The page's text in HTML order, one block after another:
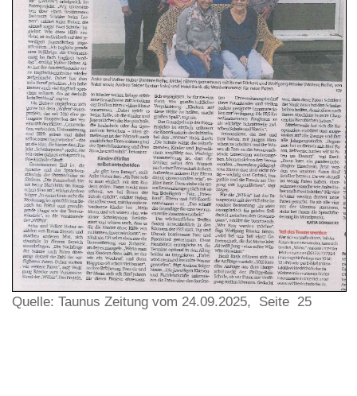
Quelle: Taunus Zeitung vom 24.09.2025, Seite 25